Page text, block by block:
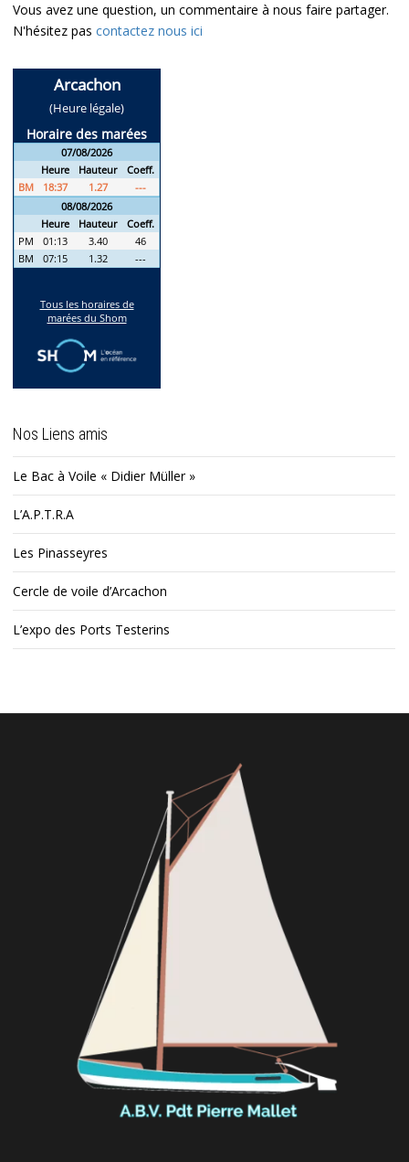
Vous avez une question, un commentaire à nous faire partager.
N'hésitez pas contactez nous ici
Nos Liens amis
Le Bac à Voile « Didier Müller »
L’A.P.T.R.A
Les Pinasseyres
Cercle de voile d’Arcachon
L’expo des Ports Testerins